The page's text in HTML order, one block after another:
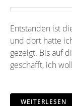
Entstanden ist
und dort hatte
gezeigt. Bis auf
geschafft, ich
WEITERLESEN